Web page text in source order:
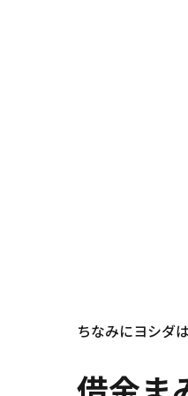
ちなみにヨシダ